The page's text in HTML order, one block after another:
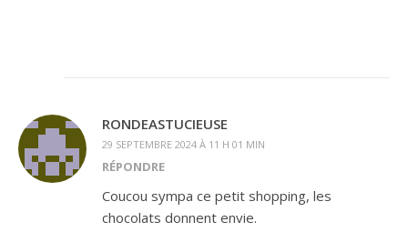
RONDEASTUCIEUSE
29 SEPTEMBRE 2024 À 11 H 01 MIN
RÉPONDRE
Coucou sympa ce petit shopping, les
chocolats donnent envie.